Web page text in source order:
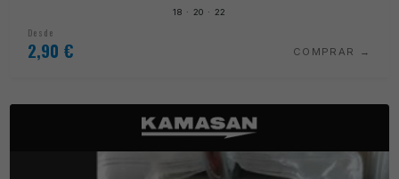
18 · 20 · 22
Desde
2,90 € COMPRAR